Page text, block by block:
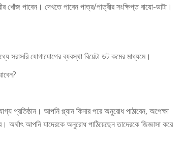
খোঁজ পাবেন। দেখতে পাবেন পাত্র/পাত্রীর সংক্ষিপ্ত বায়ো-ডাটা।
সরাসরি যোগাযোগের ব্যবস্থা বিয়েটা ডট কমের মাধ্যমে।
প্রতিষ্ঠান। আপনি প্ল্যান কিনার পরে অনুরোধ পাঠাবেন, অপেক্ষা
অর্থাৎ আপনি যাদেরকে অনুরোধ পাঠিয়েছেন তাদেরকে জিজ্ঞাসা করে